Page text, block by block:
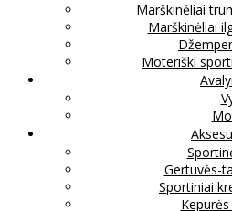
Marškinėliai
Marškinėliai
Moteriški
Gertuvės-
Sportiniai